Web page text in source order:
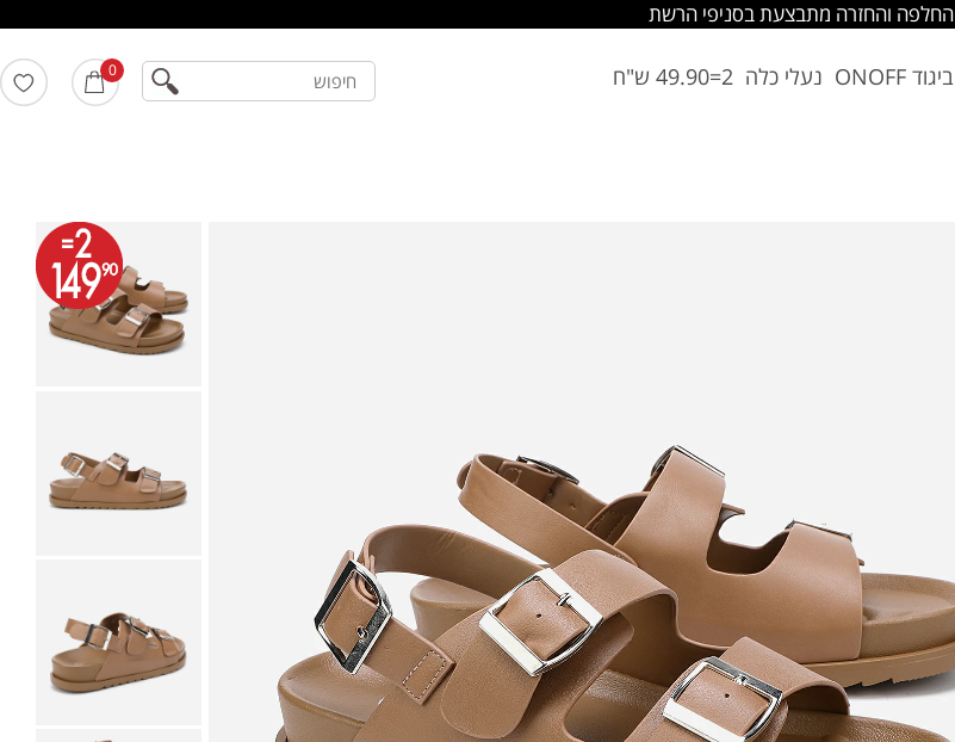
החלפה והחזרה מתבצעת בסניפי הרשת
ביגוד ONOFF נעלי כלה 2=49.90 ש"ח 0 חיפוש